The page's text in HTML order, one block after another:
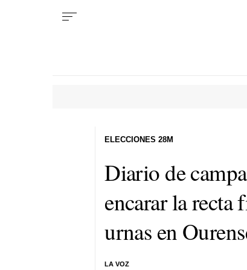
Diario de
encarar la recta
urnas en
LA VOZ
ELECCIONES 28M